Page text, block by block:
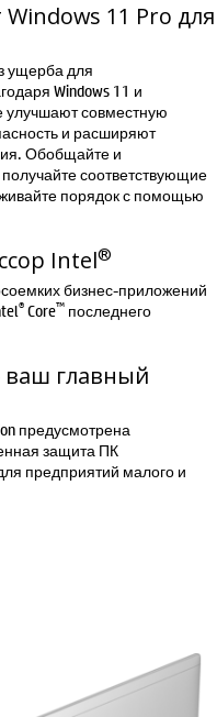
11 Pro для
ущерба для
Windows 11 и
улучшают совместную
и расширяют
Обобщайте и
соответствующие
порядок с помощью
Intel®
бизнес-приложений
®Core™ последнего
ваш главный
предусмотрена
защита ПК
предприятий малого и